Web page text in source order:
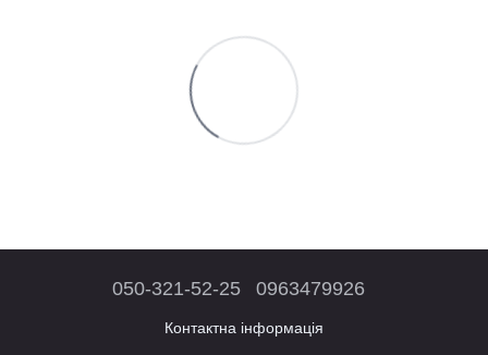
050-321-52-25 0963479926
Контактна інформація